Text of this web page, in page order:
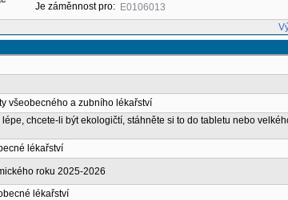
Je záměnnost pro: E0106013
všeobecného a zubního lékařství
chcete-li být ekologičtí, stáhněte si to do tabletu nebo
lékařství
roku 2025-2026
lékařství